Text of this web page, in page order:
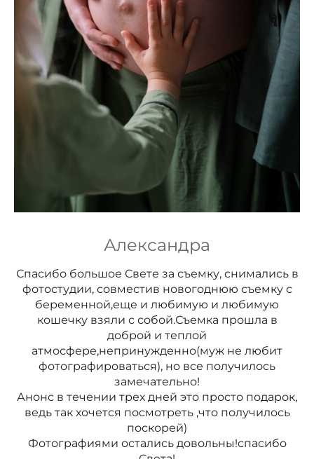
Александра
Спасибо большое Свете за съемку, снимались в
фотостудии, совместив новогоднюю съемку с
беременной,еще и любимую и любимую
кошечку взяли с собой.Съемка прошла в
доброй и теплой
атмосфере,непринужденно(муж не любит
фотографироваться), но все получилось
замечательно!
Анонс в течении трех дней это просто подарок,
ведь так хочется посмотреть ,что получилось
поскорей)
Фотографиями остались довольны!спасибо